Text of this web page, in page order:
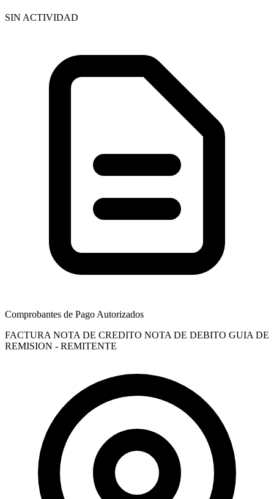
SIN ACTIVIDAD
Comprobantes de Pago Autorizados
FACTURA NOTA DE CREDITO NOTA DE DEBITO GUIA DE
REMISION - REMITENTE